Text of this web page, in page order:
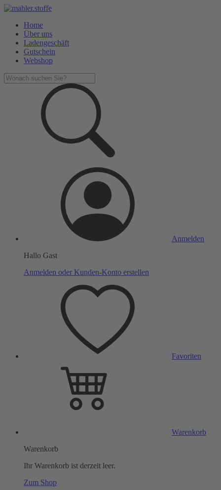
Home
Über uns
Ladengeschäft
Gutschein
Webshop
Anmelden
Hallo Gast
Anmelden oder Kunden-Konto erstellen
Favoriten
Warenkorb
Warenkorb
Ihr Warenkorb ist derzeit leer.
Zum Shop